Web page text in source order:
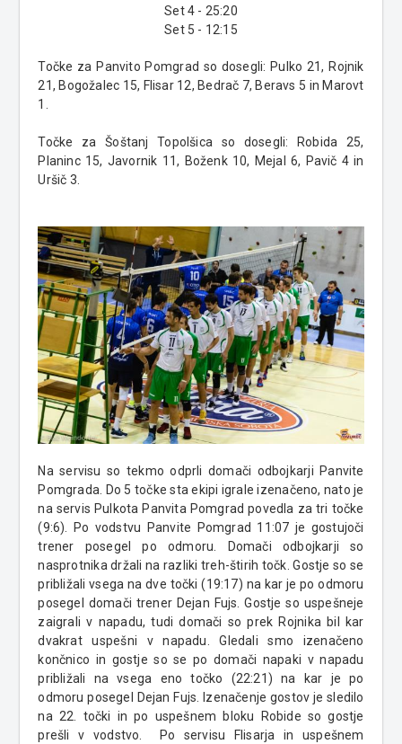
Set 4 - 25:20
Set 5 - 12:15
Točke za Panvito Pomgrad so dosegli: Pulko 21, Rojnik
21, Bogožalec 15, Flisar 12, Bedrač 7, Beravs 5 in Marovt
1.
Točke za Šoštanj Topolšica so dosegli: Robida 25,
Planinc 15, Javornik 11, Boženk 10, Mejal 6, Pavič 4 in
Uršič 3.
Na servisu so tekmo odprli domači odbojkarji Panvite
Pomgrada. Do 5 točke sta ekipi igrale izenačeno, nato je
na servis Pulkota Panvita Pomgrad povedla za tri točke
(9:6). Po vodstvu Panvite Pomgrad 11:07 je gostujoči
trener posegel po odmoru. Domači odbojkarji so
nasprotnika držali na razliki treh-štirih točk. Gostje so se
približali vsega na dve točki (19:17) na kar je po odmoru
posegel domači trener Dejan Fujs. Gostje so uspešneje
zaigrali v napadu, tudi domači so prek Rojnika bil kar
dvakrat uspešni v napadu. Gledali smo izenačeno
končnico in gostje so se po domači napaki v napadu
približali na vsega eno točko (22:21) na kar je po
odmoru posegel Dejan Fujs. Izenačenje gostov je sledilo
na 22. točki in po uspešnem bloku Robide so gostje
prešli v vodstvo. Po servisu Flisarja in uspešnem